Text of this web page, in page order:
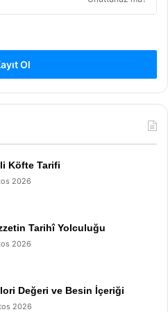
Ol
Köfte Tarifi
2026
Tarihî Yolculuğu
2026
Değeri ve Besin İçeriği
2026